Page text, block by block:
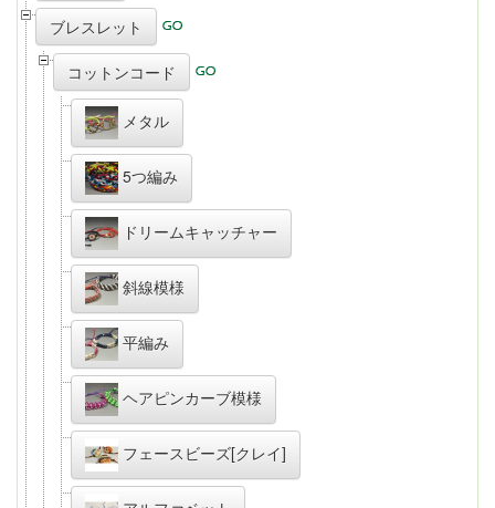
ブレスレット
コットンコード
メタル
5つ編み
ドリームキャッチャー
斜線模様
平編み
ヘアピンカーブ模様
フェースビーズ[クレイ]